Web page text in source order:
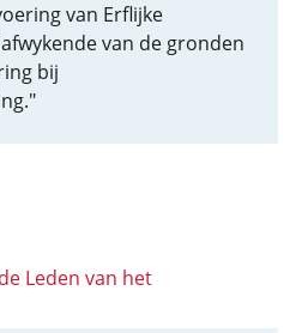
van Erflijke
van de gronden
bij
Leden van het